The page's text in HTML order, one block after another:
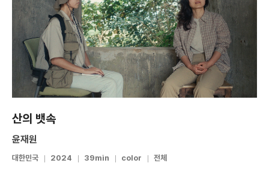
산의 뱃속
윤재원
대한민국 2024 39min color 전체